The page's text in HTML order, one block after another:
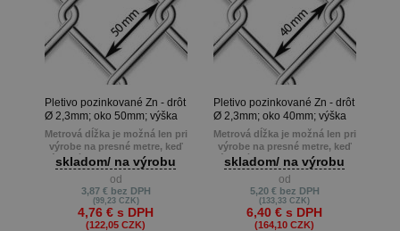
Pletivo pozinkované Zn - drôt
Ø 2,3mm; oko 50mm; výška
150cm
Metrová dĺžka je možná len pri
výrobe na presné metre, keď
zákazník potrebuje napr. 22m ,
13m atď.
Min. odber je 10 m.
skladom/ na výrobu
od
3,87 € bez DPH
(99,23 CZK)
4,76 € s DPH
(122,05 CZK)
Pletivo pozinkované Zn - drôt
Ø 2,3mm; oko 40mm; výška
150cm
Metrová dĺžka je možná len pri
výrobe na presné metre, keď
zákazník potrebuje napr. 22m ,
13m atď.
Min. odber je 10 m.
skladom/ na výrobu
od
5,20 € bez DPH
(133,33 CZK)
6,40 € s DPH
(164,10 CZK)